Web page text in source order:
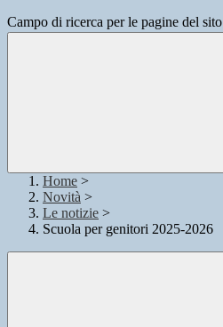
Campo di ricerca per le pagine del sito
Home >
Novità >
Le notizie >
Scuola per genitori 2025-2026